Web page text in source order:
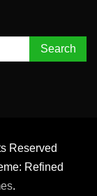
Reserved
Refined
.